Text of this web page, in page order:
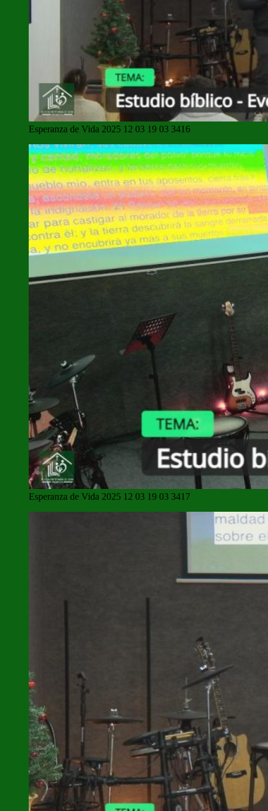
Esperanza de Vida 2025 12 03 19 03 3416
Esperanza de Vida 2025 12 03 19 03 3417